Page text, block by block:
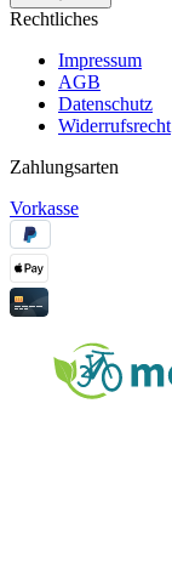
Rechtliches
Impressum
AGB
Datenschutz
Widerrufsrecht
Zahlungsarten
Vorkasse